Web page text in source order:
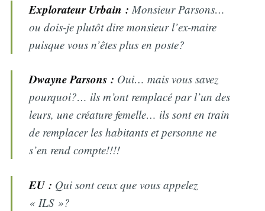
Explorateur Urbain : Monsieur Parsons…
ou dois-je plutôt dire monsieur l’ex-maire
puisque vous n’êtes plus en poste?
Dwayne Parsons : Oui… mais vous savez
pourquoi?… ils m’ont remplacé par l’un des
leurs, une créature femelle… ils sont en train
de remplacer les habitants et personne ne
s’en rend compte!!!!
EU : Qui sont ceux que vous appelez
« ILS »?